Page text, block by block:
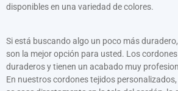
disponibles en una variedad de colores.
Si está buscando algo un poco más
son la mejor opción para usted. Los
duraderos y tienen un acabado muy
En nuestros cordones tejidos